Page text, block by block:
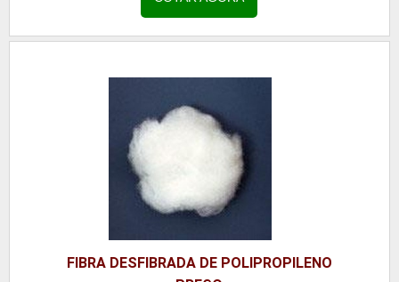
FIBRA DESFIBRADA DE POLIPROPILENO